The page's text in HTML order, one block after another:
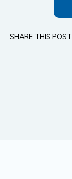
SHARE THIS POST